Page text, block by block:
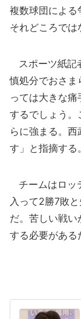
複数球団による
それどころでは
スポーツ紙記
慎処分でおさま
っては大きな
するでしょう。
らに強まる。
す」と指摘する。
チームはロッ
入って2勝7敗
だ。苦しい戦
する必要がある